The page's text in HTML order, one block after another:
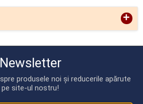
+
Newsletter
produsele noi și reducerile apărute
pe site-ul nostru!